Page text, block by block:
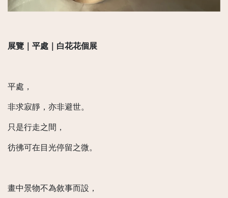
展覽｜平處｜白花花個展
平處，
非求寂靜，亦非避世。
只是行走之間，
彷彿可在目光停留之微。
畫中景物不為敘事而設，